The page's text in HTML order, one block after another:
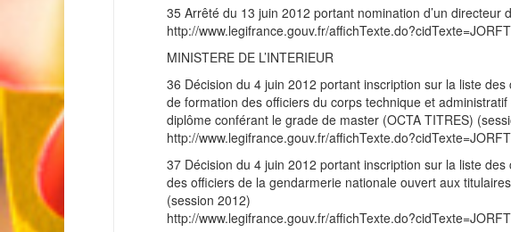
35 Arrêté du 13 juin 2012 portant nomination d’un directeur
http://www.legifrance.gouv.fr/
MINISTERE DE L’INTERIEUR
36 Décision du 4 juin 2012 portant inscription sur la liste
de formation des officiers du corps technique et
diplôme conférant le grade de master (OCTA TITRES)
http://www.legifrance.gouv.fr/
37 Décision du 4 juin 2012 portant inscription sur la liste
des officiers de la gendarmerie nationale ouvert aux
(session 2012)
http://www.legifrance.gouv.fr/